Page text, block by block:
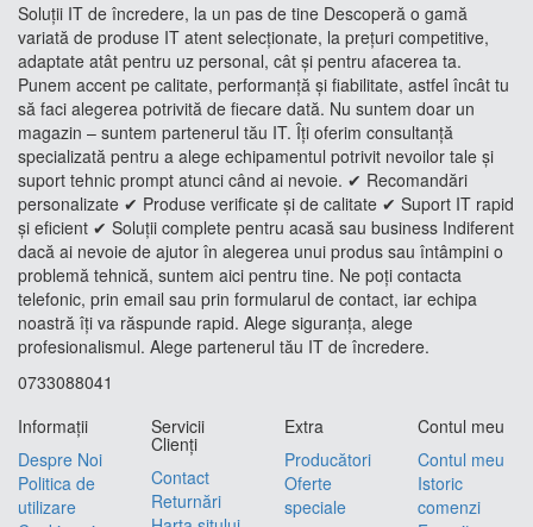
Soluții IT de încredere, la un pas de tine Descoperă o gamă
variată de produse IT atent selecționate, la prețuri competitive,
adaptate atât pentru uz personal, cât și pentru afacerea ta.
Punem accent pe calitate, performanță și fiabilitate, astfel încât tu
să faci alegerea potrivită de fiecare dată. Nu suntem doar un
magazin – suntem partenerul tău IT. Îți oferim consultanță
specializată pentru a alege echipamentul potrivit nevoilor tale și
suport tehnic prompt atunci când ai nevoie. ✔ Recomandări
personalizate ✔ Produse verificate și de calitate ✔ Suport IT rapid
și eficient ✔ Soluții complete pentru acasă sau business Indiferent
dacă ai nevoie de ajutor în alegerea unui produs sau întâmpini o
problemă tehnică, suntem aici pentru tine. Ne poți contacta
telefonic, prin email sau prin formularul de contact, iar echipa
noastră îți va răspunde rapid. Alege siguranța, alege
profesionalismul. Alege partenerul tău IT de încredere.
0733088041
Informaţii
Despre Noi
Politica de
utilizare
Servicii
Clienţi
Contact
Returnări
Extra
Producători
Oferte
speciale
Contul meu
Contul meu
Istoric
comenzi